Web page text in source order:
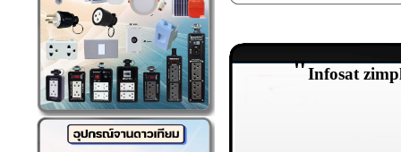
"Infosat